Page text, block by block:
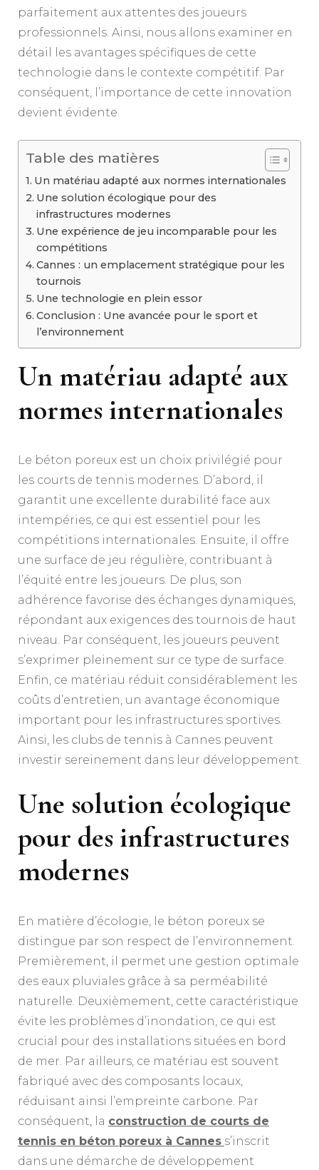
parfaitement aux attentes des joueurs
professionnels. Ainsi, nous allons examiner en
détail les avantages spécifiques de cette
technologie dans le contexte compétitif. Par
conséquent, l’importance de cette innovation
devient évidente.
Table des matières
Un matériau adapté aux normes internationales
Une solution écologique pour des
infrastructures modernes
Une expérience de jeu incomparable pour les
compétitions
Cannes : un emplacement stratégique pour les
tournois
Une technologie en plein essor
Conclusion : Une avancée pour le sport et
l’environnement
Un matériau adapté aux
normes internationales
Le béton poreux est un choix privilégié pour
les courts de tennis modernes. D’abord, il
garantit une excellente durabilité face aux
intempéries, ce qui est essentiel pour les
compétitions internationales. Ensuite, il offre
une surface de jeu régulière, contribuant à
l’équité entre les joueurs. De plus, son
adhérence favorise des échanges dynamiques,
répondant aux exigences des tournois de haut
niveau. Par conséquent, les joueurs peuvent
s’exprimer pleinement sur ce type de surface.
Enfin, ce matériau réduit considérablement les
coûts d’entretien, un avantage économique
important pour les infrastructures sportives.
Ainsi, les clubs de tennis à Cannes peuvent
investir sereinement dans leur développement.
Une solution écologique
pour des infrastructures
modernes
En matière d’écologie, le béton poreux se
distingue par son respect de l’environnement.
Premièrement, il permet une gestion optimale
des eaux pluviales grâce à sa perméabilité
naturelle. Deuxièmement, cette caractéristique
évite les problèmes d’inondation, ce qui est
crucial pour des installations situées en bord
de mer. Par ailleurs, ce matériau est souvent
fabriqué avec des composants locaux,
réduisant ainsi l’empreinte carbone. Par
conséquent, la construction de courts de
tennis en béton poreux à Cannes s’inscrit
dans une démarche de développement